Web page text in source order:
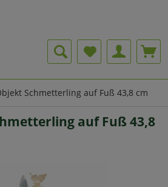
Schmetterling auf Fuß 43,8 cm
auf Fuß 43,8